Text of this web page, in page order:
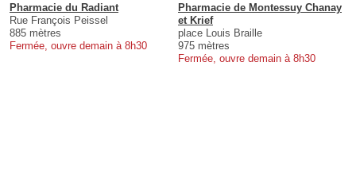
Pharmacie du Radiant
Rue François Peissel
885 mètres
Fermée, ouvre demain à 8h30
Pharmacie de Montessuy Chanay
et Krief
place Louis Braille
975 mètres
Fermée, ouvre demain à 8h30